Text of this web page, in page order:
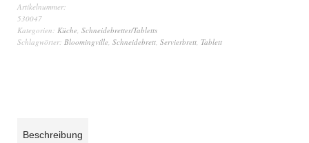
Artikelnummer:
530047
Kategorien: Küche Schneidebretter/Tabletts
Schlagwörter: Bloomingville Schneidebrett Servierbrett Tablett
Beschreibung